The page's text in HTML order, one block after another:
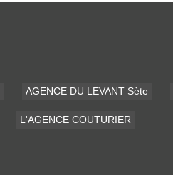
AGENCE DU LEVANT Sète
L'AGENCE COUTURIER